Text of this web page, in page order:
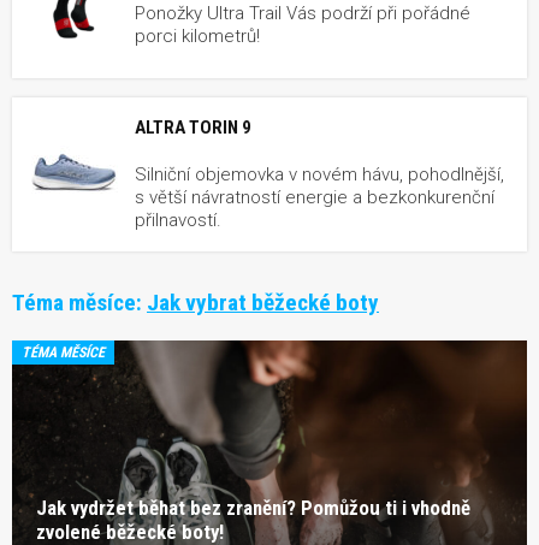
Ponožky Ultra Trail Vás podrží při pořádné
porci kilometrů!
ALTRA TORIN 9
Silniční objemovka v novém hávu, pohodlnější,
s větší návratností energie a bezkonkurenční
přilnavostí.
Téma měsíce: Jak vybrat běžecké boty
TÉMA MĚSÍCE
Jak vydržet běhat bez zranění? Pomůžou ti i vhodně
zvolené běžecké boty!